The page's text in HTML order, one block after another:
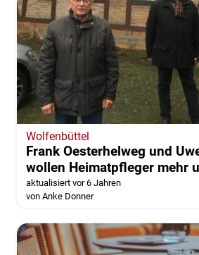
Wolfenbüttel
Frank Oesterhelweg und
wollen Heimatpfleger mehr
aktualisiert vor 6 Jahren
von Anke Donner